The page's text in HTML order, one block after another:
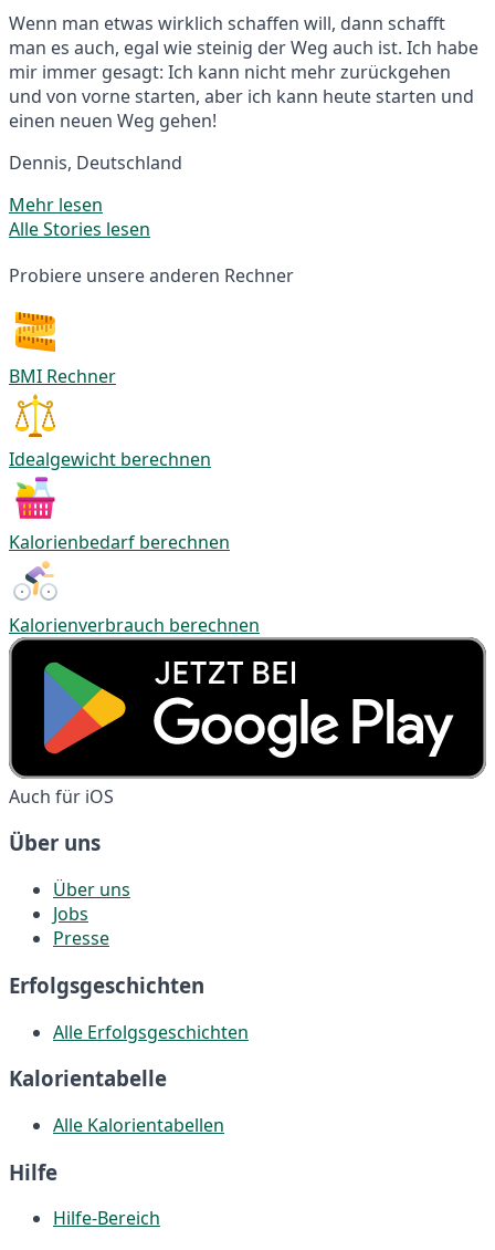
Wenn man etwas wirklich schaffen will, dann schafft
man es auch, egal wie steinig der Weg auch ist. Ich habe
mir immer gesagt: Ich kann nicht mehr zurückgehen
und von vorne starten, aber ich kann heute starten und
einen neuen Weg gehen!
Dennis, Deutschland
Mehr lesen
Alle Stories lesen
Probiere unsere anderen Rechner
BMI Rechner
Idealgewicht berechnen
Kalorienbedarf berechnen
Kalorienverbrauch berechnen
Auch für iOS
Über uns
Über uns
Jobs
Presse
Erfolgsgeschichten
Alle Erfolgsgeschichten
Kalorientabelle
Alle Kalorientabellen
Hilfe
Hilfe-Bereich